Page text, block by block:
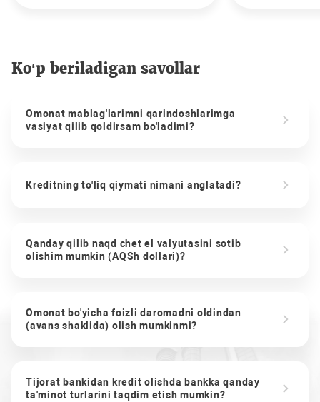
Ko‘p beriladigan savollar
Omonat mablag'larimni qarindoshlarimga
vasiyat qilib qoldirsam bo'ladimi?
Kreditning to'liq qiymati nimani anglatadi?
Qanday qilib naqd chet el valyutasini sotib
olishim mumkin (AQSh dollari)?
Omonat bo'yicha foizli daromadni oldindan
(avans shaklida) olish mumkinmi?
Tijorat bankidan kredit olishda bankka qanday
ta'minot turlarini taqdim etish mumkin?